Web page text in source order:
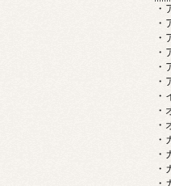
・
・
・
・
・
・
・
・
・